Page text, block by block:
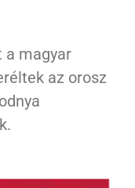
a magyar
az orosz